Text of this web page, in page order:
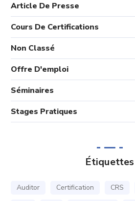
Article De Presse
Cours De Certifications
Non Classé
Offre D'emploi
Séminaires
Stages Pratiques
Étiquettes
Auditor Certification CRS